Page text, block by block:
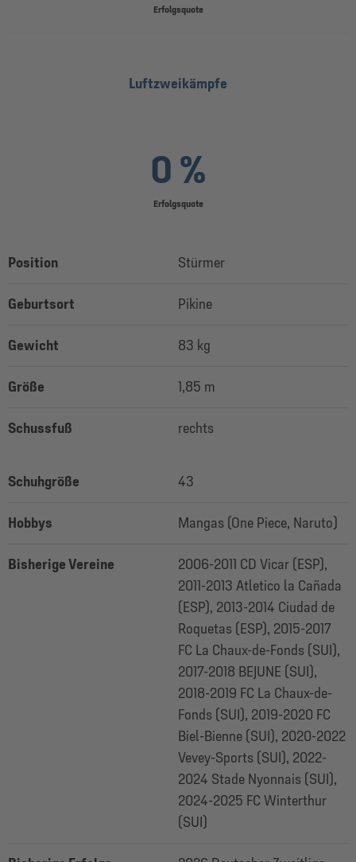
Erfolgsquote
Luftzweikämpfe
Erfolgsquote
0 %
Position Stürmer
Geburtsort Pikine
Gewicht 83 kg
Größe 1,85 m
Schussfuß rechts
Schuhgröße 43
Hobbys Mangas (One Piece, Naruto)
Bisherige Vereine
2006-2011 CD Vicar (ESP),
2011-2013 Atletico la Cañada
(ESP), 2013-2014 Ciudad de
Roquetas (ESP), 2015-2017
FC La Chaux-de-Fonds (SUI),
2017-2018 BEJUNE (SUI),
2018-2019 FC La Chaux-de-
Fonds (SUI), 2019-2020 FC
Biel-Bienne (SUI), 2020-2022
Vevey-Sports (SUI), 2022-
2024 Stade Nyonnais (SUI),
2024-2025 FC Winterthur
(SUI)